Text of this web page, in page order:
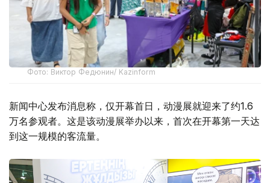
Фото: Виктор Федюнин/ Kazinform
新闻中心发布消息称，仅开幕首日，动漫展就迎来了约1.6
万名参观者。这是该动漫展举办以来，首次在开幕第一天达
到这一规模的客流量。